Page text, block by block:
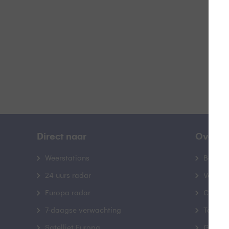
Direct naar
Weerstations
24 uurs radar
Europa radar
7-daagse verwachting
Over
Contact